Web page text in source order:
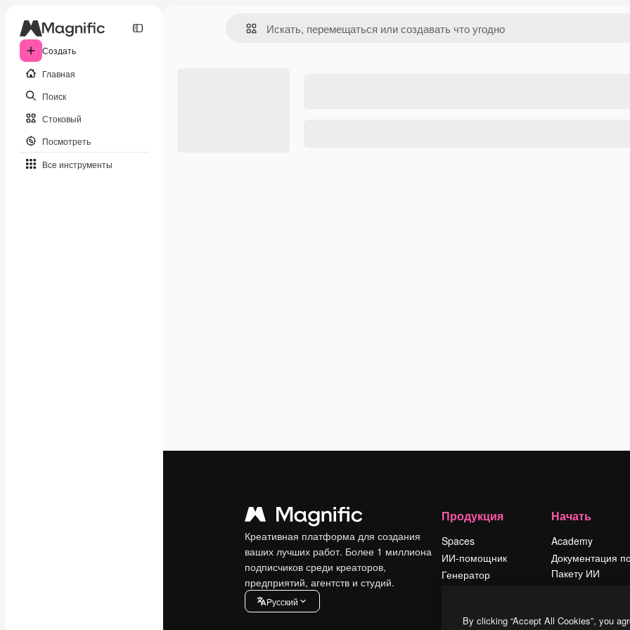
Создать
Главная
Поиск
Стоковый
Посмотреть
Все инструменты
Креативная платформа для создания
ваших лучших работ. Более 1 миллиона
подписчиков среди креаторов,
предприятий, агентств и студий.
Pусский
Продукция
Spaces
ИИ-помощник
Генератор
Начать
Academy
Документация
Пакету ИИ
Условия и
By clicking “Accept All Cookies”, you